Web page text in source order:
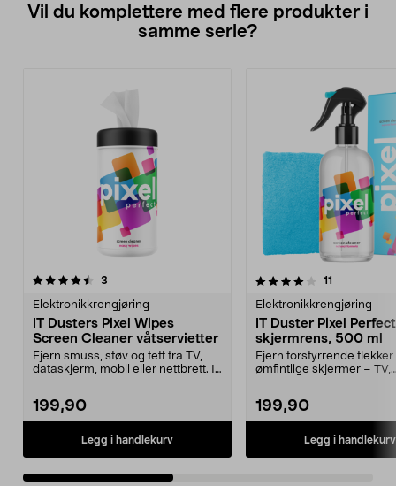
Vil du komplettere med flere produkter i
samme serie?
3
Elektronikkrengjøring
IT Dusters Pixel Wipes
Screen Cleaner våtservietter
Fjern smuss, støv og fett fra TV,
dataskjerm, mobil eller nettbrett. IT
199,90
Legg i handlekurv
4.0av 5 stjerner 11
Elektronikkrengjøring
IT Duster Pixel Perfect
skjermrens, 500 ml
Fjern forstyrrende flekker
ømfintlige skjermer – TV,
199,90
Legg i handlekurv
3.0av 5 stjerner